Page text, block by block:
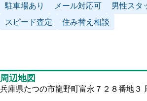
駐車場あり メール対応可 男性スタ
スピード査定
住み替え相談
周辺地図
兵庫県たつの市龍野町富永７２８番地３